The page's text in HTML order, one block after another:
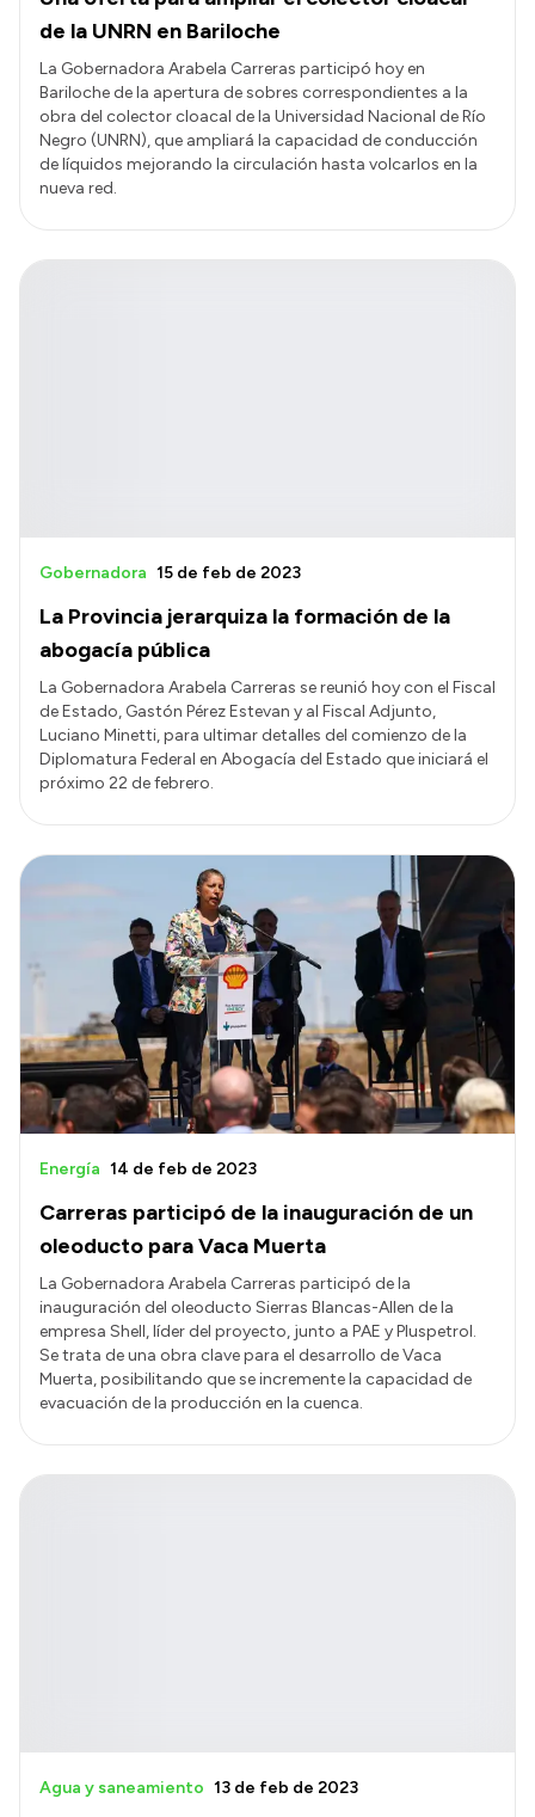
de la UNRN en Bariloche
La Gobernadora Arabela Carreras participó hoy en
Bariloche de la apertura de sobres correspondientes a la
obra del colector cloacal de la Universidad Nacional de Río
Negro (UNRN), que ampliará la capacidad de conducción
de líquidos mejorando la circulación hasta volcarlos en la
nueva red.
La Provincia jerarquiza la formación de la
abogacía pública
Gobernadora 15 de feb de 2023
La Gobernadora Arabela Carreras se reunió hoy con el Fiscal
de Estado, Gastón Pérez Estevan y al Fiscal Adjunto,
Luciano Minetti, para ultimar detalles del comienzo de la
Diplomatura Federal en Abogacía del Estado que iniciará el
próximo 22 de febrero.
Carreras participó de la inauguración de un
oleoducto para Vaca Muerta
Energía 14 de feb de 2023
La Gobernadora Arabela Carreras participó de la
inauguración del oleoducto Sierras Blancas-Allen de la
empresa Shell, líder del proyecto, junto a PAE y Pluspetrol.
Se trata de una obra clave para el desarrollo de Vaca
Muerta, posibilitando que se incremente la capacidad de
evacuación de la producción en la cuenca.
Agua y saneamiento 13 de feb de 2023